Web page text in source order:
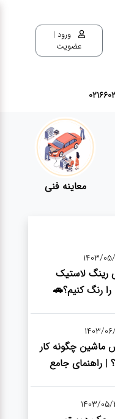
ورود |
عضویت
معاینه فنی
1403/
رینگ لاستیک
رنگ کنیم؟🚗
1403/
ماشین چگونه کار
| راهنمای جامع
1403/